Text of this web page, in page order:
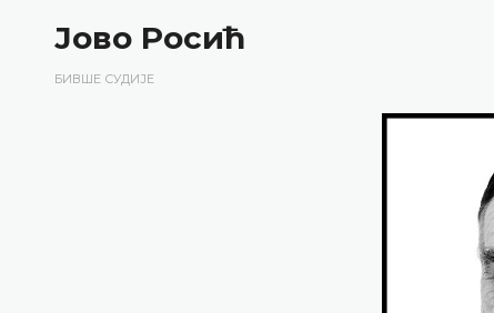
Јово Росић
БИВШЕ СУДИЈЕ